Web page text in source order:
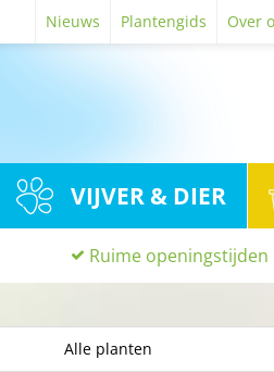
Nieuws Plantengids Over
VIJVER & DIER
Ruime openingstijden
Alle planten